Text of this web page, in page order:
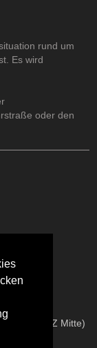
rund um
Es wird
oder den
Mitte (TBZ Mitte)